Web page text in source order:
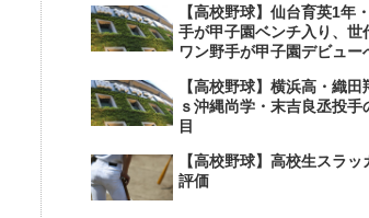
【高校野球】仙台育英1年
手が甲子園ベンチ入り、世
ワン野手が甲子園デビュー
【高校野球】横浜高・織田
ｓ沖縄尚学・末吉良丞投手
目
【高校野球】高校生スラ
評価